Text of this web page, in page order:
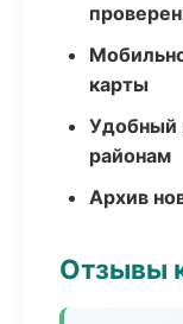
карты
Удобный
районам
Архив
Отзывы